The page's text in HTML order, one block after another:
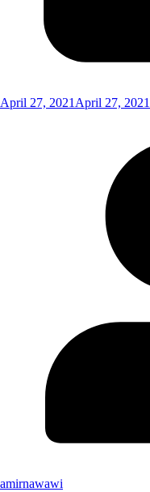
April 27, 2021 April 27, 2021
amirnawawi